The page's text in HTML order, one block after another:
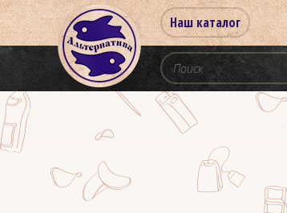
Наш каталог